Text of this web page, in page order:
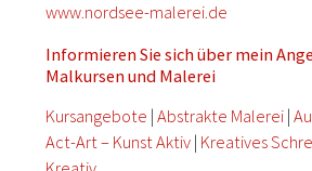
www.nordsee-malerei.de
Informieren Sie sich über mein
Malkursen und Malerei
Kursangebote |Abstrakte Malerei |
Act-Art – Kunst Aktiv | Kreatives